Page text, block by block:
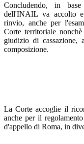
Concludendo, in
dell'INAIL va accolto e
rinvio, anche per
Corte territoriale
giudizio di cassazione,
composizione.
La Corte accoglie il
anche per il
d'appello di Roma, in